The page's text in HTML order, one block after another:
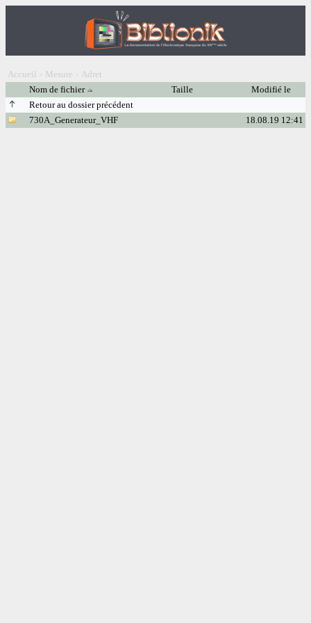
Accueil > Mesure > Adret
Nom de fichier
Taille
Modifié le
Retour au dossier précédent
730A_Generateur_VHF
18.08.19 12:41